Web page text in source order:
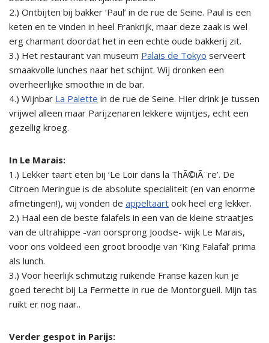
2.) Ontbijten bij bakker ‘Paul’ in de rue de Seine. Paul is een
keten en te vinden in heel Frankrijk, maar deze zaak is wel
erg charmant doordat het in een echte oude bakkerij zit.
3.) Het restaurant van museum Palais de Tokyo serveert
smaakvolle lunches naar het schijnt. Wij dronken een
overheerlijke smoothie in de bar.
4.) Wijnbar La Palette in de rue de Seine. Hier drink je tussen
vrijwel alleen maar Parijzenaren lekkere wijntjes, echt een
gezellig kroeg.
In Le Marais:
1.) Lekker taart eten bij ‘Le Loir dans la ThÃ©iÃ¨re’. De
Citroen Meringue is de absolute specialiteit (en van enorme
afmetingen!), wij vonden de appeltaart ook heel erg lekker.
2.) Haal een de beste falafels in een van de kleine straatjes
van de ultrahippe -van oorsprong Joodse- wijk Le Marais,
voor ons voldeed een groot broodje van ‘King Falafal’ prima
als lunch.
3.) Voor heerlijk schmutzig ruikende Franse kazen kun je
goed terecht bij La Fermette in rue de Montorgueil. Mijn tas
ruikt er nog naar..
Verder gespot in Parijs: